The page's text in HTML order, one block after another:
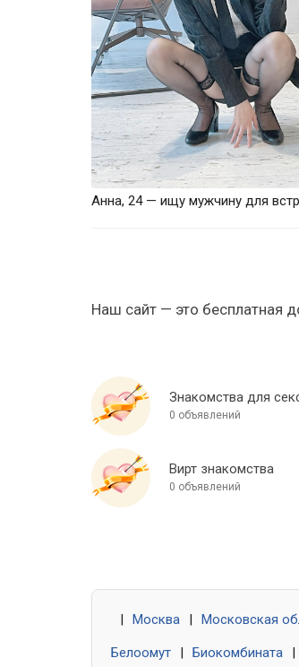
Анна, 24 — ищу мужчину для
Наш сайт — это бесплатная
Знакомства для
0 объявлений
Вирт знакомства
0 объявлений
Москва Московская
Белоомут Биокомбината